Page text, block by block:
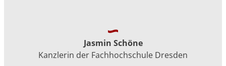
Jasmin Schöne
Kanzlerin der Fachhochschule Dresden